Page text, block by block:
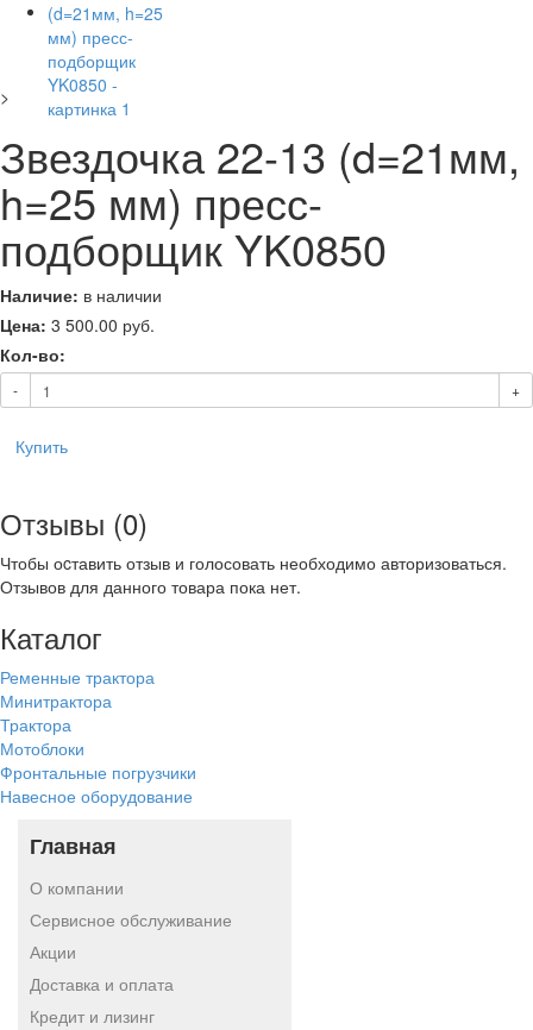
>
Звездочка 22-13 (d=21мм,
h=25 мм) пресс-
подборщик YK0850
Наличие: в наличии
Цена: 3 500.00 руб.
Кол-во:
- +
Купить
Отзывы (0)
Чтобы оcтавить отзыв и голосовать необходимо авторизоваться.
Отзывов для данного товара пока нет.
Каталог
Ременные трактора
Минитрактора
Трактора
Мотоблоки
Фронтальные погрузчики
Навесное оборудование
Главная
О компании
Сервисное обслуживание
Акции
Доставка и оплата
Кредит и лизинг